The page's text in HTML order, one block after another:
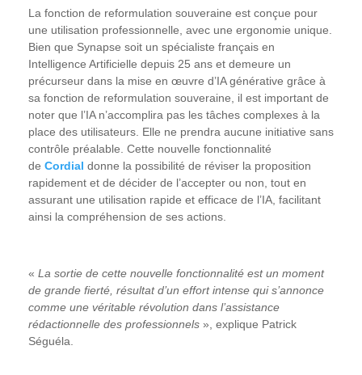
La fonction de reformulation souveraine est conçue pour
une utilisation professionnelle, avec une ergonomie unique.
Bien que Synapse soit un spécialiste français en
Intelligence Artificielle depuis 25 ans et demeure un
précurseur dans la mise en œuvre d’IA générative grâce à
sa fonction de reformulation souveraine, il est important de
noter que l’IA n’accomplira pas les tâches complexes à la
place des utilisateurs. Elle ne prendra aucune initiative sans
contrôle préalable. Cette nouvelle fonctionnalité
de Cordial donne la possibilité de réviser la proposition
rapidement et de décider de l’accepter ou non, tout en
assurant une utilisation rapide et efficace de l’IA, facilitant
ainsi la compréhension de ses actions.
« La sortie de cette nouvelle fonctionnalité est un moment
de grande fierté, résultat d’un effort intense qui s’annonce
comme une véritable révolution dans l’assistance
rédactionnelle des professionnels », explique Patrick
Séguéla.